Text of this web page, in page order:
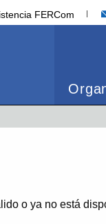
FERCom
o ya no está